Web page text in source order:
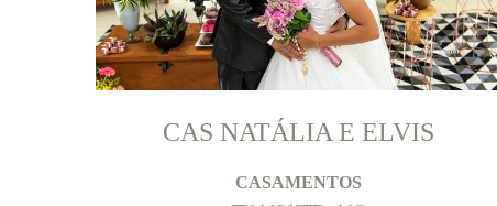
CAS NATÁLIA E ELVIS
CASAMENTOS